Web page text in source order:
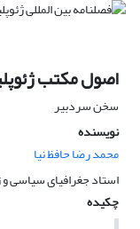
اصول مکتب
سخن سردبیر
نویسنده
محمد رضا حافظ نیا
استاد جغرافیای سیاسی و
چکیده